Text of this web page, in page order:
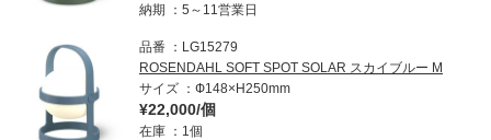
納期
5～11営業日
品番
LG15279
ROSENDAHL SOFT SPOT SOLAR スカイブルー M
サイズ
Ф148×H250mm
¥22,000/個
在庫
1個